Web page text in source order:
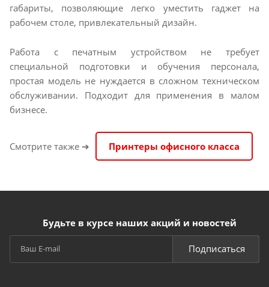
габариты, позволяющие легко уместить гаджет на
рабочем столе, привлекательный дизайн.
Работа с печатным устройством не требует
специальной подготовки и обучения персонала,
простая модель не нуждается в сложном техническом
обслуживании. Подходит для применения в малом
бизнесе.
Смотрите также ➔ Принтеры офисного класса
Будьте в курсе наших акций и новостей
Подписаться